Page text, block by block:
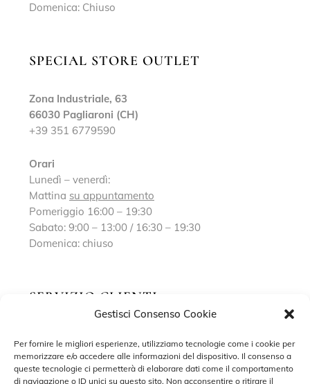
Gestisci Consenso Cookie
Per fornire le migliori esperienze, utilizziamo tecnologie come i cookie per
memorizzare e/o accedere alle informazioni del dispositivo. Il consenso a
queste tecnologie ci permetterà di elaborare dati come il comportamento
di navigazione o ID unici su questo sito. Non acconsentire o ritirare il
Domenica: Chiuso
SPECIAL STORE OUTLET
Zona Industriale, 63
66030 Pagliaroni (CH)
+39 351 6779590
Orari
Lunedì – venerdì:
Mattina su appuntamento
Pomeriggio 16:00 – 19:30
Sabato: 9:00 – 13:00 / 16:30 – 19:30
Domenica: chiuso
SERVIZIO CLIENTI
Contatti